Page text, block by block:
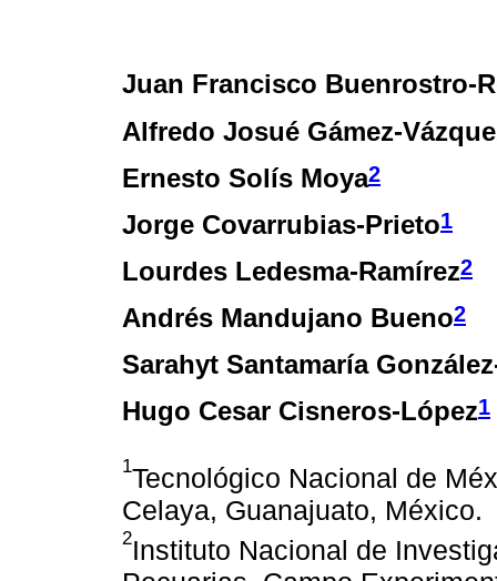
Juan Francisco Buenrostro-
Alfredo Josué Gámez-
Ernesto Solís Moya2
Jorge Covarrubias-Prieto1
Lourdes Ledesma-Ramírez2
Andrés Mandujano Bueno2
Sarahyt Santamaría
Hugo Cesar Cisneros-López1
1Tecnológico Nacional de
Celaya, Guanajuato, México.
2Instituto Nacional de